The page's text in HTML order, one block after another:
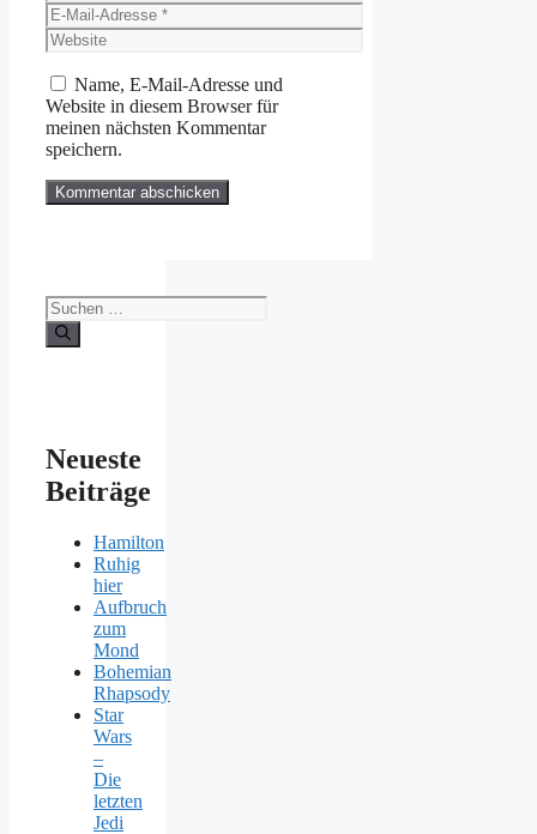
E-
Mail-
Adresse
Website
Name, E-Mail-Adresse und
Website in diesem Browser für
meinen nächsten Kommentar
speichern.
Suchen
nach:
Neueste
Beiträge
Hamilton
Ruhig
hier
Aufbruch
zum
Mond
Bohemian
Rhapsody
Star
Wars
–
Die
letzten
Jedi